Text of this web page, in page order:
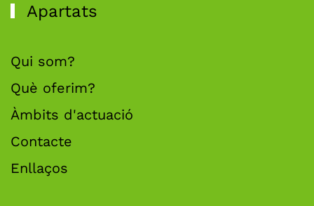
Apartats
Qui som?
Què oferim?
Àmbits d'actuació
Contacte
Enllaços